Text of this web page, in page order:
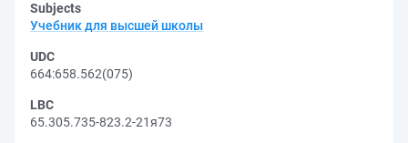
Subjects
Учебник для высшей школы
UDC
664:658.562(075)
LBC
65.305.735-823.2-21я73